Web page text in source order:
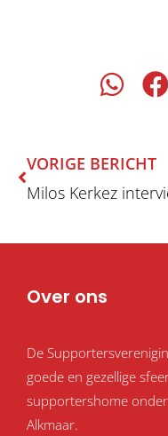
VORIGE BERICHT
Milos Kerkez
Over ons
De
goede en gezellige
supportershome
Alkmaar.